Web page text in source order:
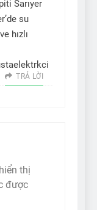
Sarıyer
su
hızlı
TRẢ LỜI
thị
được